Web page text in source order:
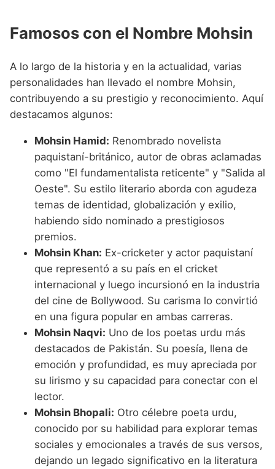
Famosos con el Nombre Mohsin
A lo largo de la historia y en la actualidad, varias
personalidades han llevado el nombre Mohsin,
contribuyendo a su prestigio y reconocimiento. Aquí
destacamos algunos:
Mohsin Hamid: Renombrado novelista
paquistaní-británico, autor de obras aclamadas
como "El fundamentalista reticente" y "Salida al
Oeste". Su estilo literario aborda con agudeza
temas de identidad, globalización y exilio,
habiendo sido nominado a prestigiosos
premios.
Mohsin Khan: Ex-cricketer y actor paquistaní
que representó a su país en el cricket
internacional y luego incursionó en la industria
del cine de Bollywood. Su carisma lo convirtió
en una figura popular en ambas carreras.
Mohsin Naqvi: Uno de los poetas urdu más
destacados de Pakistán. Su poesía, llena de
emoción y profundidad, es muy apreciada por
su lirismo y su capacidad para conectar con el
lector.
Mohsin Bhopali: Otro célebre poeta urdu,
conocido por su habilidad para explorar temas
sociales y emocionales a través de sus versos,
dejando un legado significativo en la literatura